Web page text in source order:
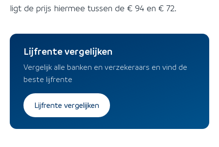
ligt de prijs hiermee tussen de € 94 en € 72.
Lijfrente vergelijken
Vergelijk alle banken en verzekeraars en vind de
beste lijfrente
Lijfrente vergelijken